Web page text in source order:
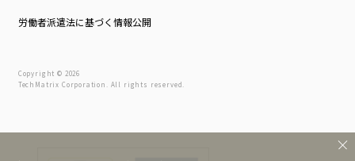
労働者派遣法に基づく情報公開
Copyright © 2026
TechMatrix Corporation. All rights reserved.